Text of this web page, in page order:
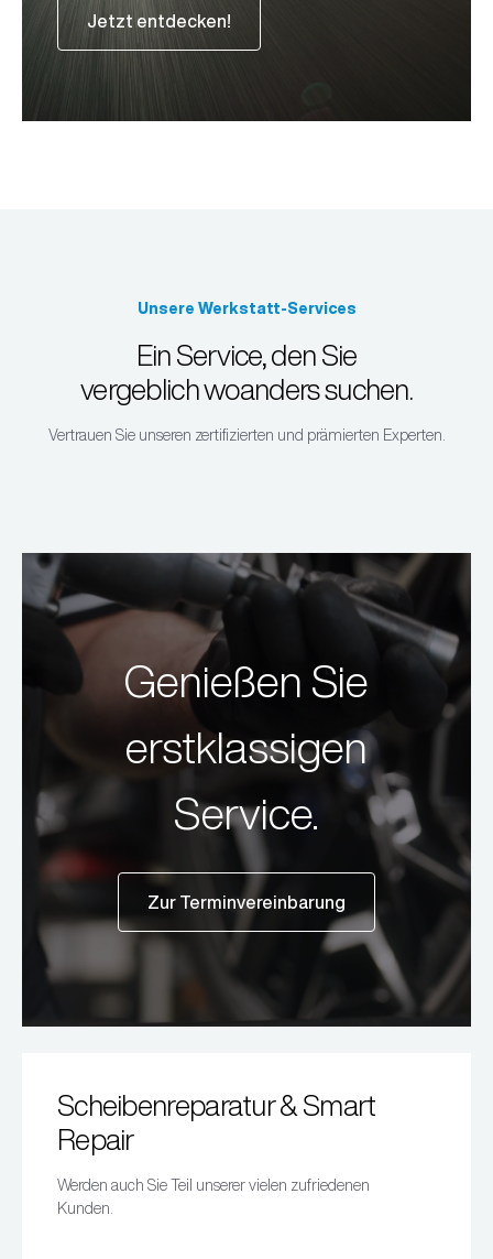
Jetzt entdecken!
Unsere Werkstatt-Services
Ein Service, den Sie
vergeblich woanders suchen.
Vertrauen Sie unseren zertifizierten und prämierten Experten.
Genießen Sie
erstklassigen
Service.
Zur Terminvereinbarung
Scheibenreparatur & Smart
Repair
Werden auch Sie Teil unserer vielen zufriedenen
Kunden.